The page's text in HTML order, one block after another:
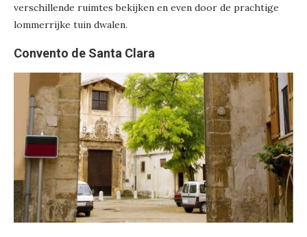
verschillende ruimtes bekijken en even door de prachtige
lommerrijke tuin dwalen.
Convento de Santa Clara